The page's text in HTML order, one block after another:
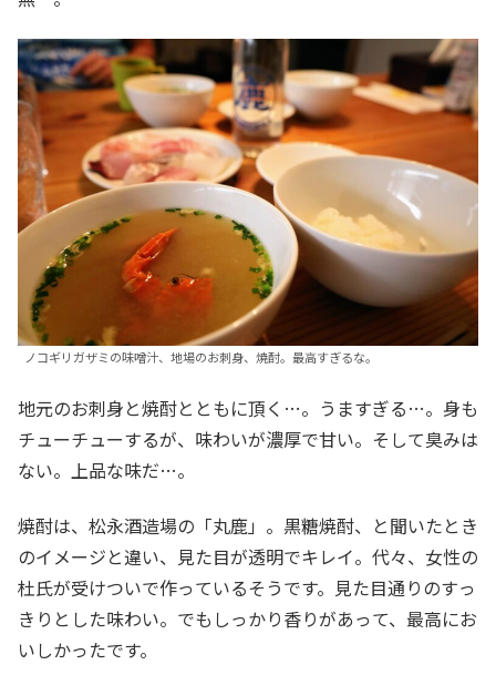
ノコギリガザミの味噌汁、地場のお刺身、焼酎。最高すぎるな。
地元のお刺身と焼酎とともに頂く…。うますぎる…。身も
チューチューするが、味わいが濃厚で甘い。そして臭みは
ない。上品な味だ…。
焼酎は、松永酒造場の「丸鹿」。黒糖焼酎、と聞いたとき
のイメージと違い、見た目が透明でキレイ。代々、女性の
杜氏が受けついで作っているそうです。見た目通りのすっ
きりとした味わい。でもしっかり香りがあって、最高にお
いしかったです。